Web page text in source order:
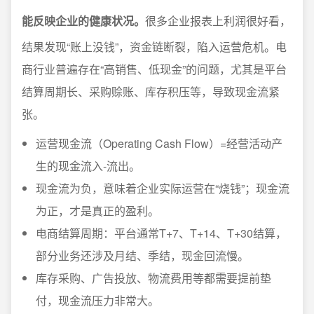
能反映企业的健康状况。 很多企业报表上利润很好看，
结果发现“账上没钱”，资金链断裂，陷入运营危机。电
商行业普遍存在“高销售、低现金”的问题，尤其是平台
结算周期长、采购赊账、库存积压等，导致现金流紧
张。
运营现金流（Operating Cash Flow）=经营活动产
生的现金流入-流出。
现金流为负，意味着企业实际运营在“烧钱”；现金流
为正，才是真正的盈利。
电商结算周期：平台通常T+7、T+14、T+30结算，
部分业务还涉及月结、季结，现金回流慢。
库存采购、广告投放、物流费用等都需要提前垫
付，现金流压力非常大。